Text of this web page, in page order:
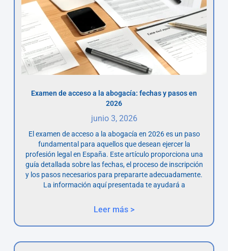
Examen de acceso a la abogacía: fechas y pasos en
2026
junio 3, 2026
El examen de acceso a la abogacía en 2026 es un paso
fundamental para aquellos que desean ejercer la
profesión legal en España. Este artículo proporciona una
guía detallada sobre las fechas, el proceso de inscripción
y los pasos necesarios para prepararte adecuadamente.
La información aquí presentada te ayudará a
Leer más >